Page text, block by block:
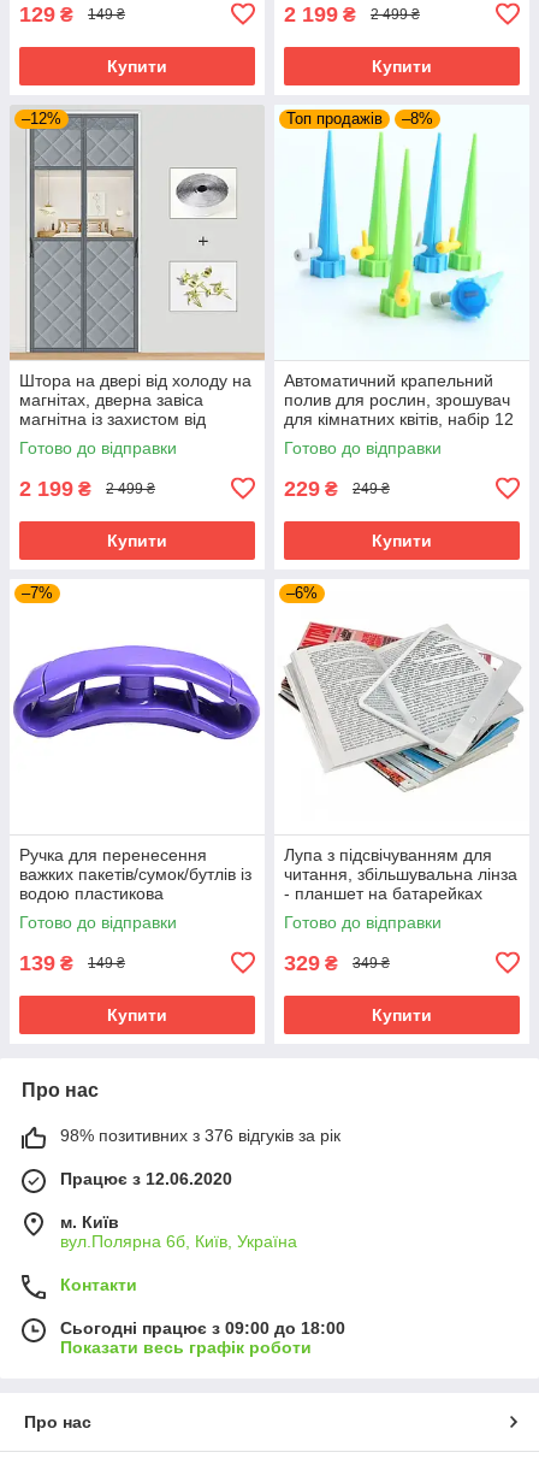
129 ₴ 149 ₴
Купити
2 199 ₴ 2 499 ₴
Купити
–12%
Штора на двері від холоду на
магнітах, дверна завіса
магнітна із захистом від
протягів із прозорою
вставкою
Готово до відправки
2 199 ₴ 2 499 ₴
Купити
Топ продажів –8%
Автоматичний крапельний
полив для рослин, зрошувач
для кімнатних квітів, набір 12
шт
Готово до відправки
229 ₴ 249 ₴
Купити
–7%
Ручка для перенесення
важких пакетів/сумок/бутлів із
водою пластикова
Готово до відправки
139 ₴ 149 ₴
Купити
–6%
Лупа з підсвічуванням для
читання, збільшувальна лінза
- планшет на батарейках
Готово до відправки
329 ₴ 349 ₴
Купити
Про нас
98% позитивних з 376 відгуків за рік
Працює з 12.06.2020
м. Київ
вул.Полярна 6б, Київ, Україна
Контакти
Сьогодні працює з 09:00 до 18:00
Показати весь графік роботи
Про нас